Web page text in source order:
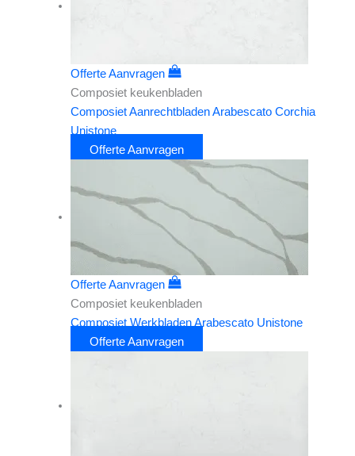
Offerte Aanvragen
Composiet keukenbladen
Composiet Aanrechtbladen Arabescato Corchia
Unistone
Offerte Aanvragen
Offerte Aanvragen
Composiet keukenbladen
Composiet Werkbladen Arabescato Unistone
Offerte Aanvragen